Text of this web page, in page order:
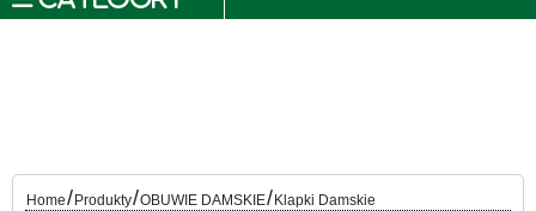
Home/ Produkty/OBUWIE DAMSKIE/ Klapki Damskie